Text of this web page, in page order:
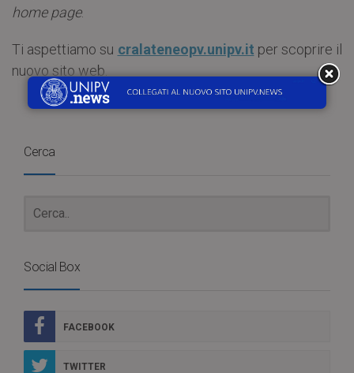
home page.
Ti aspettiamo su cralateneopv.unipv.it per scoprire il
nuovo sito web.
Cerca
Social Box
FACEBOOK
TWITTER